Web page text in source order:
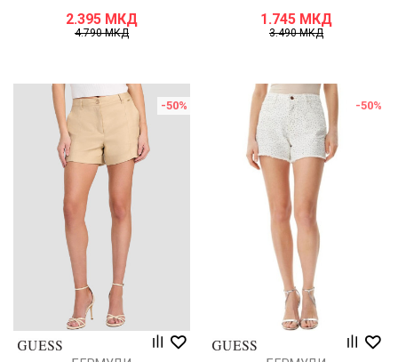
2.395 МКД
4.790МКД
1.745 МКД
3.490МКД
-50% -50%